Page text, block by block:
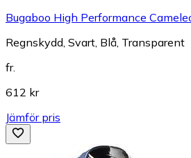
Bugaboo High Performance
Regnskydd, Svart, Blå, Transparent
fr.
612 kr
Jämför pris